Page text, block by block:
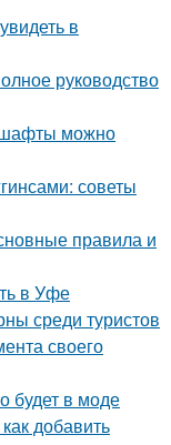
в
руководство
можно
советы
правила и
в Уфе
среди туристов
своего
будет в моде
добавить